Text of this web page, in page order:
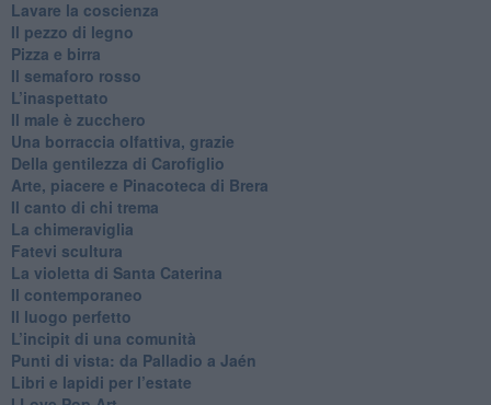
​Lavare la coscienza
​Il pezzo di legno
​Pizza e birra
​Il semaforo rosso
​L’inaspettato
​Il male è zucchero
​Una borraccia olfattiva, grazie
​Della gentilezza di Carofiglio
Arte, piacere e Pinacoteca di Brera
​Il canto di chi trema
La chimeraviglia
​Fatevi scultura
​La violetta di Santa Caterina
​Il contemporaneo
​Il luogo perfetto
​L’incipit di una comunità
Punti di vista: da Palladio a Jaén
​Libri e lapidi per l’estate